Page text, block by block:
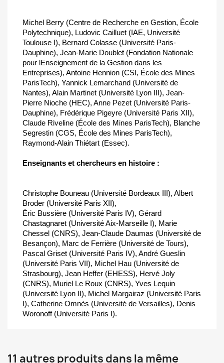
Michel Berry (Centre de Recherche en Gestion, École
Polytechnique), Ludovic Cailluet (IAE, Université
Toulouse I), Bernard Colasse (Université Paris-
Dauphine), Jean-Marie Doublet (Fondation Nationale
pour lEnseignement de la Gestion dans les
Entreprises), Antoine Hennion (CSI, École des Mines
ParisTech), Yannick Lemarchand (Université de
Nantes), Alain Martinet (Université Lyon III), Jean-
Pierre Nioche (HEC), Anne Pezet (Université Paris-
Dauphine), Frédérique Pigeyre (Université Paris XII),
Claude Riveline (École des Mines ParisTech), Blanche
Segrestin (CGS, École des Mines ParisTech),
Raymond-Alain Thiétart (Essec).
Enseignants et chercheurs en histoire :
Christophe Bouneau (Université Bordeaux III), Albert
Broder (Université Paris XII),
Éric Bussière (Université Paris IV), Gérard
Chastagnaret (Université Aix-Marseille I), Marie
Chessel (CNRS), Jean-Claude Daumas (Université de
Besançon), Marc de Ferrière (Université de Tours),
Pascal Griset (Université Paris IV), André Gueslin
(Université Paris VII), Michel Hau (Université de
Strasbourg), Jean Heffer (EHESS), Hervé Joly
(CNRS), Muriel Le Roux (CNRS), Yves Lequin
(Université Lyon II), Michel Margairaz (Université Paris
I), Catherine Omnès (Université de Versailles), Denis
Woronoff (Université Paris I).
11 autres produits dans la même